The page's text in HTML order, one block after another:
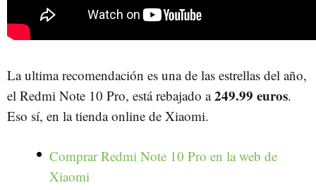
La ultima recomendación es una de las estrellas del año,
el Redmi Note 10 Pro, está rebajado a249.99 euros.
Eso sí, en la tienda online de Xiaomi.
Comprar Redmi Note 10 Pro en la web de
Xiaomi